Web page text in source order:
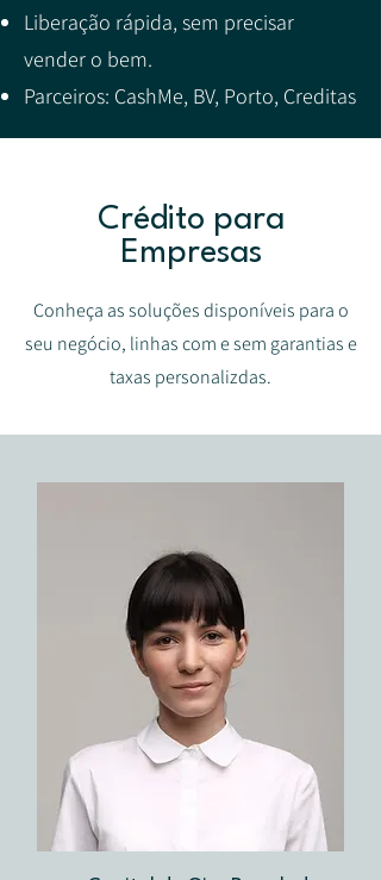
Liberação rápida, sem precisar
vender o bem.
Parceiros: CashMe, BV, Porto, Creditas
Crédito para
Empresas
Conheça as soluções disponíveis para o
seu negócio, linhas com e sem garantias e
taxas personalizdas.